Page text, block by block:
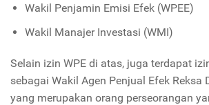
Wakil Penjamin Emisi Efek (WPEE)
Wakil Manajer Investasi (WMI)
Selain izin WPE di atas, juga terdapat
sebagai Wakil Agen Penjual Efek Reksa
yang merupakan orang perseorangan